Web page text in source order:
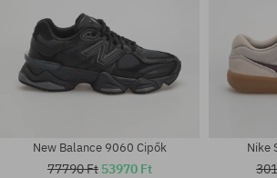
New Balance 9060 Cipők
77790 Ft 53970 Ft
Nike